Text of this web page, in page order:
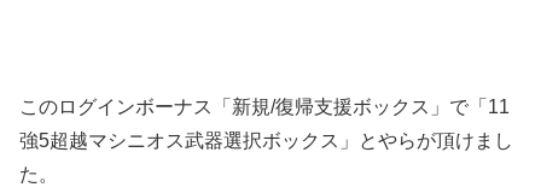
このログインボーナス「新規/復帰支援ボックス」で「11
強5超越マシニオス武器選択ボックス」とやらが頂けまし
た。